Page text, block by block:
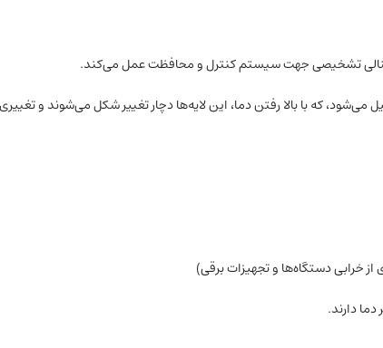
تشخیصی جهت سیستم کنترل و محافظت عمل می‌کند.
می‌شود، که با بالا رفتن دما، این لایه‌ها دچار تغییر شکل می‌شوند و
خرابی دستگاه‌ها و تجهیزات برقی)
دارند.